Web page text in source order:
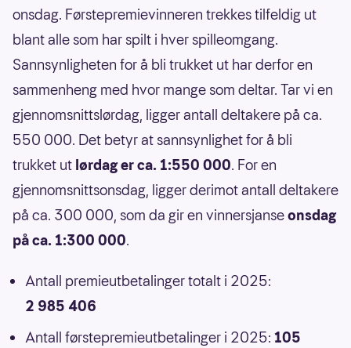
onsdag. Førstepremievinneren trekkes tilfeldig ut
blant alle som har spilt i hver spilleomgang.
Sannsynligheten for å bli trukket ut har derfor en
sammenheng med hvor mange som deltar. Tar vi en
gjennomsnittslørdag, ligger antall deltakere på ca.
550 000. Det betyr at sannsynlighet for å bli
trukket ut lørdag er ca. 1:550 000. For en
gjennomsnittsonsdag, ligger derimot antall deltakere
på ca. 300 000, som da gir en vinnersjanseonsdag
på ca. 1:300 000.
Antall premieutbetalinger totalt i 2025:
2 985 406
Antall førstepremieutbetalinger i 2025: 105